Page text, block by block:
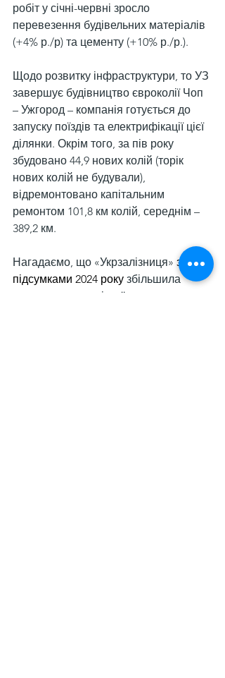
робіт у січні-червні зросло
перевезення будівельних матеріалів
(+4% р./р) та цементу (+10% р./р.).
Щодо розвитку інфраструктури, то УЗ
завершує будівництво євроколії Чоп
– Ужгород – компанія готується до
запуску поїздів та електрифікації цієї
ділянки. Окрім того, за пів року
збудовано 44,9 нових колій (торік
нових колій не будували),
відремонтовано капітальним
ремонтом 101,8 км колій, середнім –
389,2 км.
Нагадаємо, що «Укрзалізниця» за
підсумками 2024 року збільшила
перевезення залізної руди на